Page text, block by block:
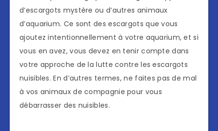
d’escargots mystère ou d’autres animaux
d’aquarium. Ce sont des escargots que vous
ajoutez intentionnellement à votre aquarium, et si
vous en avez, vous devez en tenir compte dans
votre approche de la lutte contre les escargots
nuisibles. En d’autres termes, ne faites pas de mal
à vos animaux de compagnie pour vous
débarrasser des nuisibles.